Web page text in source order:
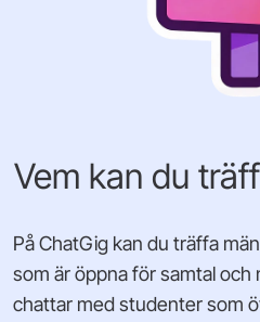
Vem kan du
På ChatGig kan du träffa
som är öppna för samtal och
chattar med studenter som